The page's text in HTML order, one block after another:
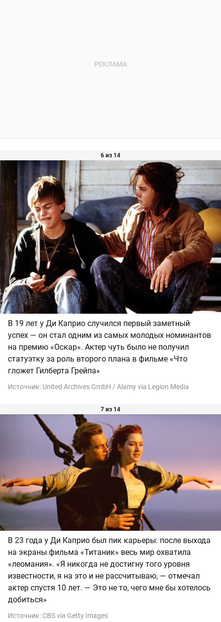
6 из 14
В 19 лет у Ди Каприо случился первый заметный
успех — он стал одним из самых молодых номинантов
на премию «Оскар». Актер чуть было не получил
статуэтку за роль второго плана в фильме «Что
гложет Гилберта Грейпа»
Источник: United Archives GmbH / Alamy via Legion Media
7 из 14
В 23 года у Ди Каприо был пик карьеры: после выхода
на экраны фильма «Титаник» весь мир охватила
«леомания». «Я никогда не достигну того уровня
известности, я на это и не рассчитываю, — отмечал
актер спустя 10 лет. — Это не то, чего мне бы хотелось
добиться»
Источник: CBS via Getty Images